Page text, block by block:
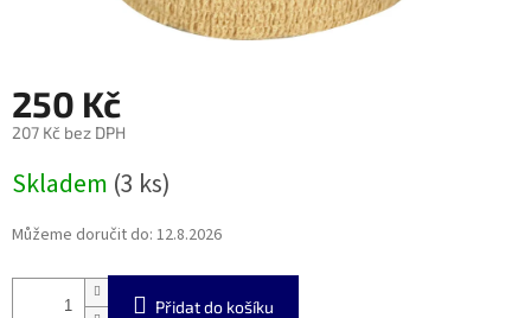
250 Kč
207 Kč bez DPH
cena:
Skladem (3 ks)
Můžeme doručit do: 12.8.2026
Přidat do košíku